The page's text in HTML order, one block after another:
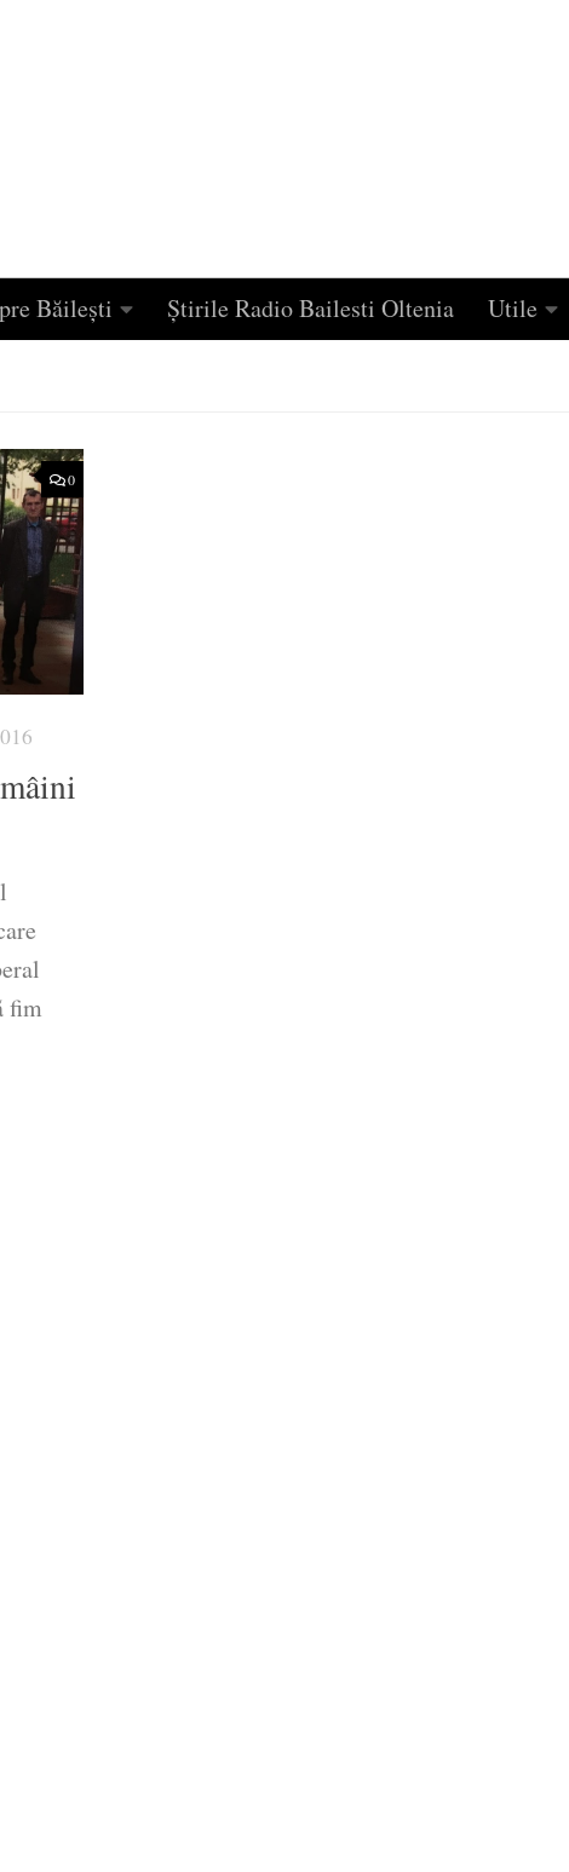
Băilești Știrile Radio Bailesti Oltenia Utile
0
fim